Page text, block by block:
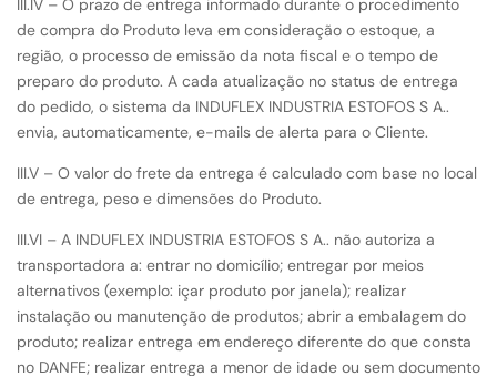
III.IV – O prazo de entrega informado durante o procedimento
de compra do Produto leva em consideração o estoque, a
região, o processo de emissão da nota fiscal e o tempo de
preparo do produto. A cada atualização no status de entrega
do pedido, o sistema da INDUFLEX INDUSTRIA ESTOFOS S A..
envia, automaticamente, e-mails de alerta para o Cliente.
III.V – O valor do frete da entrega é calculado com base no local
de entrega, peso e dimensões do Produto.
III.VI – A INDUFLEX INDUSTRIA ESTOFOS S A.. não autoriza a
transportadora a: entrar no domicílio; entregar por meios
alternativos (exemplo: içar produto por janela); realizar
instalação ou manutenção de produtos; abrir a embalagem do
produto; realizar entrega em endereço diferente do que consta
no DANFE; realizar entrega a menor de idade ou sem documento